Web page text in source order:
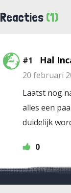
Reacties (1)
#1 Hal
20 februari
Laatst nog
alles een
duidelijk
0